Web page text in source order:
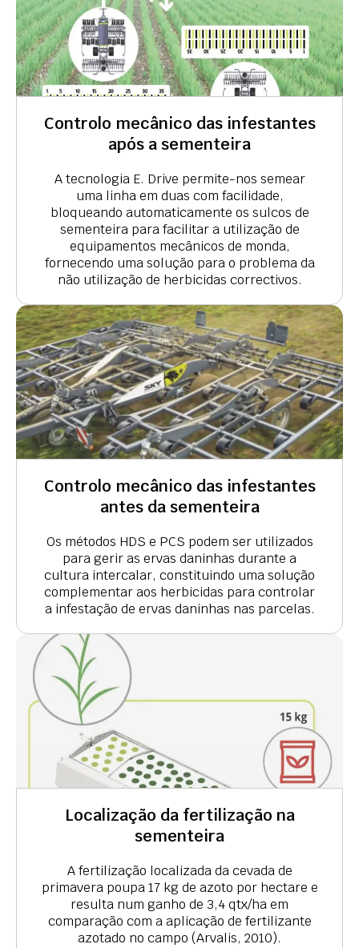
Controlo mecânico das infestantes
após a sementeira
A tecnologia E. Drive permite-nos semear
uma linha em duas com facilidade,
bloqueando automaticamente os sulcos de
sementeira para facilitar a utilização de
equipamentos mecânicos de monda,
fornecendo uma solução para o problema da
não utilização de herbicidas correctivos.
Controlo mecânico das infestantes
antes da sementeira
Os métodos HDS e PCS podem ser utilizados
para gerir as ervas daninhas durante a
cultura intercalar, constituindo uma solução
complementar aos herbicidas para controlar
a infestação de ervas daninhas nas parcelas.
Localização da fertilização na
sementeira
A fertilização localizada da cevada de
primavera poupa 17 kg de azoto por hectare e
resulta num ganho de 3,4 qtx/ha em
comparação com a aplicação de fertilizante
azotado no campo (Arvalis, 2010).